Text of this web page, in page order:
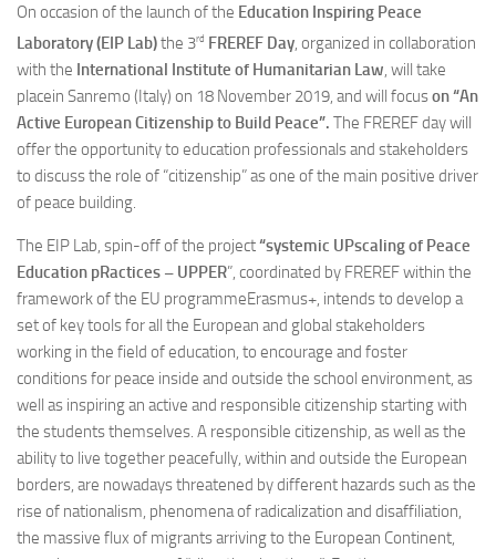
On occasion of the launch of the Education Inspiring Peace
Laboratory (EIP Lab)the 3rd FREREF Day, organized in collaboration
with the International Institute of Humanitarian Law, will take
placein Sanremo (Italy) on 18 November 2019, and will focuson “An
Active European Citizenship to Build Peace”. The FREREF day will
offer the opportunity to education professionals and stakeholders
to discuss the role of “citizenship” as one of the main positive driver
of peace building.
The EIP Lab, spin-off of the project“systemic UPscaling of Peace
Education pRactices – UPPER”, coordinated by FREREF within the
framework of the EU programmeErasmus+, intends to develop a
set of key tools for all the European and global stakeholders
working in the field of education, to encourage and foster
conditions for peace inside and outside the school environment, as
well as inspiring an active and responsible citizenship starting with
the students themselves. A responsible citizenship, as well as the
ability to live together peacefully, within and outside the European
borders, are nowadays threatened by different hazards such as the
rise of nationalism, phenomena of radicalization and disaffiliation,
the massive flux of migrants arriving to the European Continent,